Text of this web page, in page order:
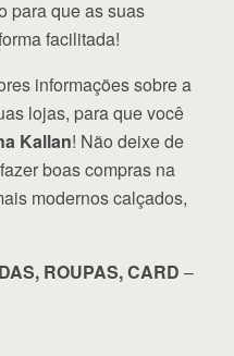
para que as suas
facilitada!
informações sobre a
lojas, para que você
Kallan! Não deixe de
boas compras na
modernos calçados,
ROUPAS, CARD –